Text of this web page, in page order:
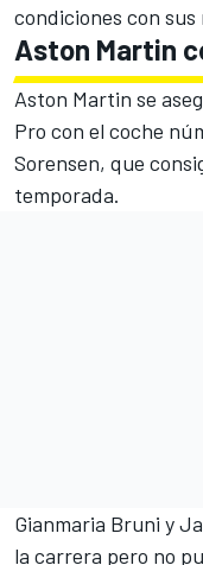
condiciones con sus
Aston Martin
Aston Martin se
Pro con el coche
Sorensen, que
temporada.
Gianmaria Bruni y
la carrera pero no